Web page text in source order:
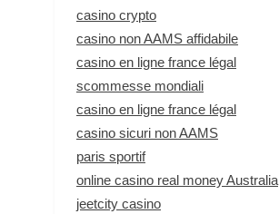
casino crypto
casino non AAMS affidabile
casino en ligne france légal
scommesse mondiali
casino en ligne france légal
casino sicuri non AAMS
paris sportif
online casino real money Australia
jeetcity casino